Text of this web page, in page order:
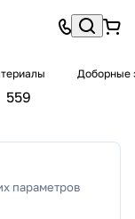
Доборные
559
параметров